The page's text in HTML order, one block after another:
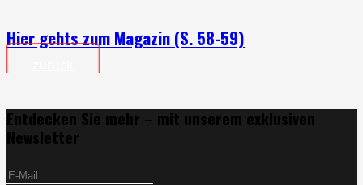
Hier gehts zum Magazin (S. 58-59)
Entdecken Sie mehr – mit unserem exklusiven
Newsletter